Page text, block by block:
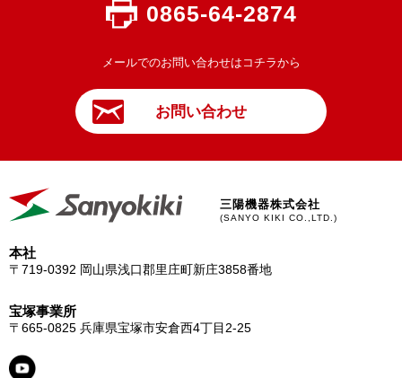
0865-64-2874
メールでのお問い合わせはコチラから
お問い合わせ
三陽機器株式会社
(SANYO KIKI CO.,LTD.)
本社
〒719-0392 岡山県浅口郡里庄町新庄3858番地
宝塚事業所
〒665-0825 兵庫県宝塚市安倉西4丁目2-25